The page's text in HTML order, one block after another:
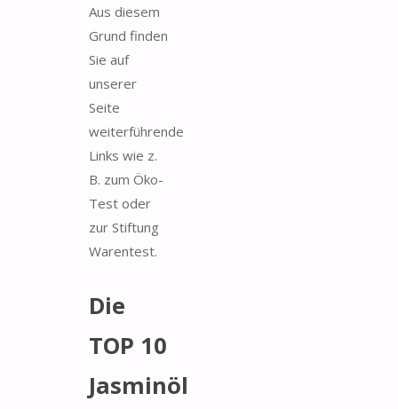
Aus diesem
Grund finden
Sie auf
unserer
Seite
weiterführende
Links wie z.
B. zum Öko-
Test oder
zur Stiftung
Warentest.
Die
TOP 10
Jasminöl